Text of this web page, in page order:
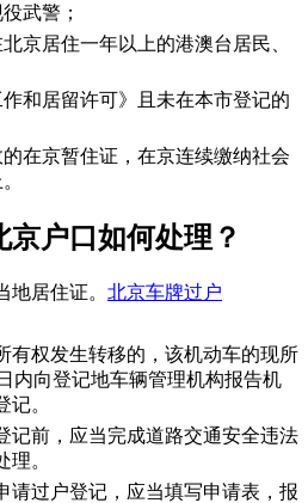
武警；
京居住一年以上的港澳台居民、
和居留许可》且未在本市登记的
在京暂住证，在京连续缴纳社会
户口如何处理？
居住证。 北京车牌过户
有权发生转移的，该机动车的现所
内向登记地车辆管理机构报告机
。
记前，应当完成道路交通安全违法
。
请过户登记，应当填写申请表，报